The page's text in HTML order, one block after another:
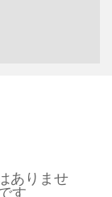
ありませ
す